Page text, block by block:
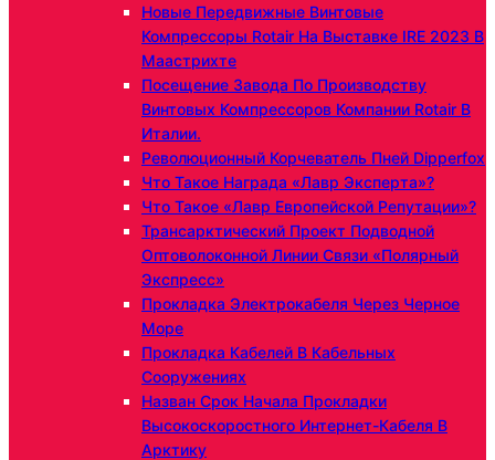
Новые Передвижные Винтовые
Компрессоры Rotair На Выставке IRE 2023 В
Маастрихте
Посещение Завода По Производству
Винтовых Компрессоров Компании Rotair В
Италии.
Революционный Корчеватель Пней Dipperfox
Что Такое Награда «Лавр Эксперта»?
Что Такое «Лавр Европейской Репутации»?
Трансарктический Проект Подводной
Оптоволоконной Линии Связи «Полярный
Экспресс»
Прокладка Электрокабеля Через Черное
Море
Прокладка Кабелей В Кабельных
Сооружениях
Назван Срок Начала Прокладки
Высокоскоростного Интернет-Кабеля В
Арктику